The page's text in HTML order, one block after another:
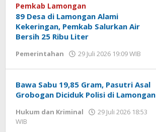
Pemkab Lamongan
89 Desa di Lamongan Alami
Kekeringan, Pemkab Salurkan Air
Bersih 25 Ribu Liter
Pemerintahan 29 Juli 2026 19:09 WIB
Bawa Sabu 19,85 Gram, Pasutri Asal
Grobogan Diciduk Polisi di Lamongan
Hukum dan Kriminal
29 Juli 2026 18:53
WIB